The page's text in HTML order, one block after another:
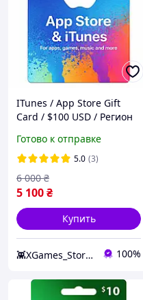
ITunes / App Store Gift
Card / $100 USD / Регион
App Store Gift Card / $100
USA / Быстрая доставка
Готово к отправке
5.0 (3)
5 100₴
6 000 ₴
Купить
👾XGames_Store👾 100%